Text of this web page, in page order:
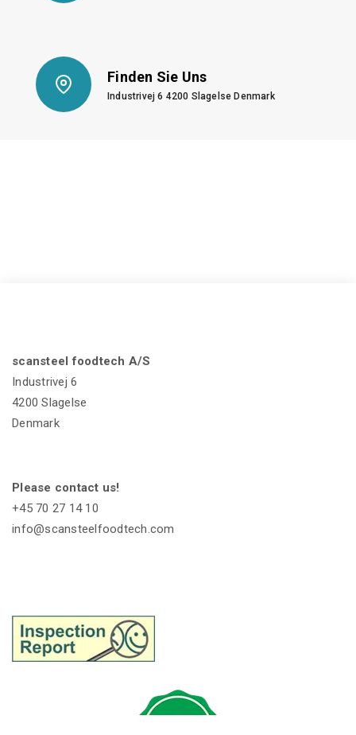
Finden Sie Uns
Industrivej 6 4200 Slagelse Denmark
scansteel foodtech A/S
Industrivej 6
4200 Slagelse
Denmark
Please contact us!
+45 70 27 14 10
info@scansteelfoodtech.com